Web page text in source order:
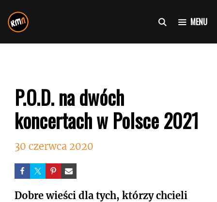
do
treści
MENU
P.O.D. na dwóch
koncertach w Polsce 2021
30 czerwca 2020
Dobre wieści dla tych, którzy chcieli